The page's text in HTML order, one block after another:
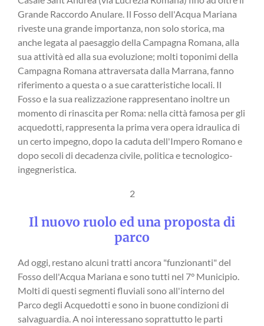
Grande Raccordo Anulare. Il Fosso dell'Acqua Mariana
riveste una grande importanza, non solo storica, ma
anche legata al paesaggio della Campagna Romana, alla
sua attività ed alla sua evoluzione; molti toponimi della
Campagna Romana attraversata dalla Marrana, fanno
riferimento a questa o a sue caratteristiche locali. Il
Fosso e la sua realizzazione rappresentano inoltre un
momento di rinascita per Roma: nella città famosa per gli
acquedotti, rappresenta la prima vera opera idraulica di
un certo impegno, dopo la caduta dell'Impero Romano e
dopo secoli di decadenza civile, politica e tecnologico-
ingegneristica.
2
Il nuovo ruolo ed una proposta di
parco
Ad oggi, restano alcuni tratti ancora "funzionanti" del
Fosso dell'Acqua Mariana e sono tutti nel 7° Municipio.
Molti di questi segmenti fluviali sono all'interno del
Parco degli Acquedotti e sono in buone condizioni di
salvaguardia. A noi interessano soprattutto le parti